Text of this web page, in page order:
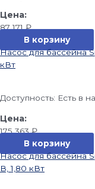
87 171₽
В корзину
Насос для бассейна
кВт
Доступность: Есть в
175 363₽
В корзину
Насос для бассейна
В, 1,80 кВт